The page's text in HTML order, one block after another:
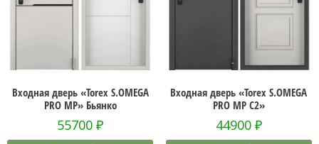
Входная дверь «Torex S.OMEGA
PRO MP» Бьянко
55700₽
Входная дверь «Torex S.OMEGA
PRO MP C2»
44900 ₽